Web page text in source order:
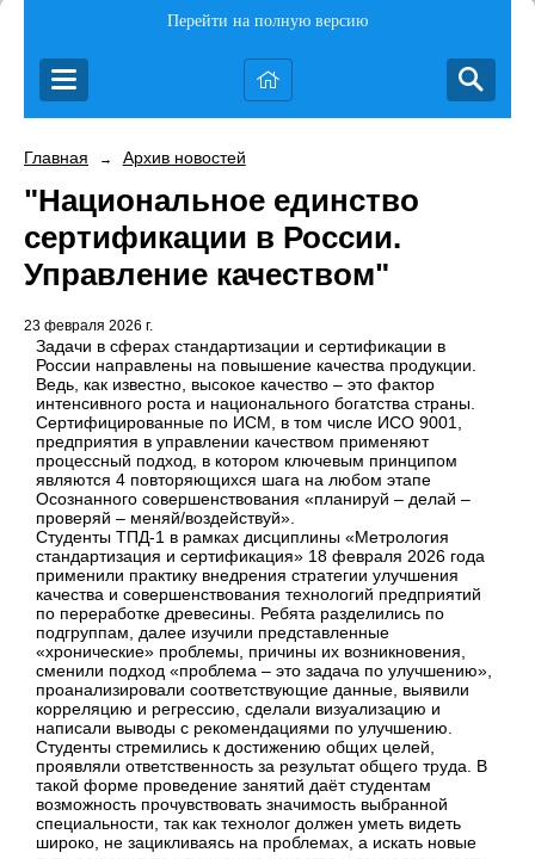
Перейти на полную версию
Главная → Архив новостей
"Национальное единство
сертификации в России.
Управление качеством"
23 февраля 2026 г.
Задачи в сферах стандартизации и сертификации в
России направлены на повышение качества продукции.
Ведь, как известно, высокое качество – это фактор
интенсивного роста и национального богатства страны.
Сертифицированные по ИСМ, в том числе ИСО 9001,
предприятия в управлении качеством применяют
процессный подход, в котором ключевым принципом
являются 4 повторяющихся шага на любом этапе
Осознанного совершенствования «планируй – делай –
проверяй – меняй/воздействуй».
Студенты ТПД-1 в рамках дисциплины «Метрология
стандартизация и сертификация» 18 февраля 2026 года
применили практику внедрения стратегии улучшения
качества и совершенствования технологий предприятий
по переработке древесины. Ребята разделились по
подгруппам, далее изучили представленные
«хронические» проблемы, причины их возникновения,
сменили подход «проблема – это задача по улучшению»,
проанализировали соответствующие данные, выявили
корреляцию и регрессию, сделали визуализацию и
написали выводы с рекомендациями по улучшению.
Студенты стремились к достижению общих целей,
проявляли ответственность за результат общего труда. В
такой форме проведение занятий даёт студентам
возможность прочувствовать значимость выбранной
специальности, так как технолог должен уметь видеть
широко, не зацикливаясь на проблемах, а искать новые